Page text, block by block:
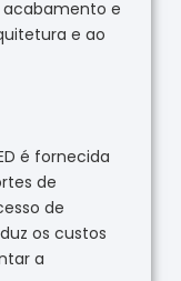
e
e ao
é fornecida
de
de
os custos
a